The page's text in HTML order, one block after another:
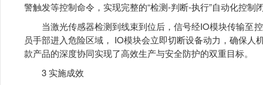
警触发等控制命令，实现完整的“检测-判断-执行”自动化控制
当激光传感器检测到线束到位后，信号经IO模块传输至
员手部进入危险区域， IO模块会立即切断设备动力，确保
款产品的深度协同实现了高效生产与安全防护的双重目标。
3 实施成效